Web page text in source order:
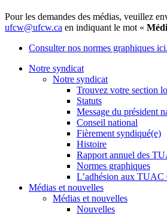
Pour les demandes des médias, veuillez
ufcw@ufcw.ca en indiquant le mot «
Consulter nos normes graphiques ici.
Notre syndicat
Notre syndicat
Trouvez votre section
Statuts
Message du président
Conseil national
Fièrement syndiqué(e)
Histoire
Rapport annuel des
Normes graphiques
L’adhésion aux TUAC
Médias et nouvelles
Médias et nouvelles
Nouvelles